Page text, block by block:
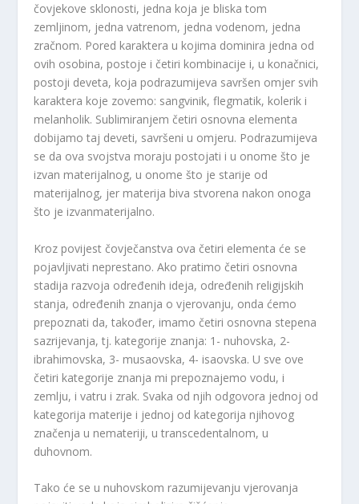
čovjekove sklonosti, jedna koja je bliska tom
zemljinom, jedna vatrenom, jedna vodenom, jedna
zračnom. Pored karaktera u kojima dominira jedna od
ovih osobina, postoje i četiri kombinacije i, u konačnici,
postoji deveta, koja podrazumijeva savršen omjer svih
karaktera koje zovemo: sangvinik, flegmatik, kolerik i
melanholik. Sublimiranjem četiri osnovna elementa
dobijamo taj deveti, savršeni u omjeru. Podrazumijeva
se da ova svojstva moraju postojati i u onome što je
izvan materijalnog, u onome što je starije od
materijalnog, jer materija biva stvorena nakon onoga
što je izvanmaterijalno.
Kroz povijest čovječanstva ova četiri elementa će se
pojavljivati neprestano. Ako pratimo četiri osnovna
stadija razvoja određenih ideja, određenih religijskih
stanja, određenih znanja o vjerovanju, onda ćemo
prepoznati da, također, imamo četiri osnovna stepena
sazrijevanja, tj. kategorije znanja: 1- nuhovska, 2-
ibrahimovska, 3- musaovska, 4- isaovska. U sve ove
četiri kategorije znanja mi prepoznajemo vodu, i
zemlju, i vatru i zrak. Svaka od njih odgovora jednoj od
kategorija materije i jednoj od kategorija njihovog
značenja u nemateriji, u transcedentalnom, u
duhovnom.
Tako će se u nuhovskom razumijevanju vjerovanja